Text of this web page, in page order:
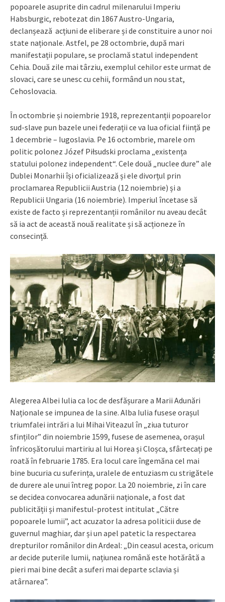
popoarele asuprite din cadrul milenarului Imperiu
Habsburgic, rebotezat din 1867 Austro-Ungaria,
declanșează acțiuni de eliberare și de constituire a unor noi
state naționale. Astfel, pe 28 octombrie, după mari
manifestații populare, se proclamă statul independent
Cehia. Două zile mai târziu, exemplul cehilor este urmat de
slovaci, care se unesc cu cehii, formând un nou stat,
Cehoslovacia.
În octombrie și noiembrie 1918, reprezentanții popoarelor
sud-slave pun bazele unei federații ce va lua oficial ființă pe
1 decembrie – Iugoslavia. Pe 16 octombrie, marele om
politic polonez Józef Piłsudski proclama „existența
statului polonez independent“. Cele două „nuclee dure” ale
Dublei Monarhii își oficializează și ele divorțul prin
proclamarea Republicii Austria (12 noiembrie) și a
Republicii Ungaria (16 noiembrie). Imperiul încetase să
existe de facto și reprezentanții românilor nu aveau decât
să ia act de această nouă realitate și să acționeze în
consecință.
Alegerea Albei Iulia ca loc de desfășurare a Marii Adunări
Naționale se impunea de la sine. Alba Iulia fusese orașul
triumfalei intrări a lui Mihai Viteazul în „ziua tuturor
sfinților” din noiembrie 1599, fusese de asemenea, orașul
înfricoșătorului martiriu al lui Horea și Cloșca, sfârtecați pe
roată în februarie 1785. Era locul care îngemăna cel mai
bine bucuria cu suferința, uralele de entuziasm cu strigătele
de durere ale unui întreg popor. La 20 noiembrie, zi în care
se decidea convocarea adunării naționale, a fost dat
publicității și manifestul-protest intitulat „Către
popoarele lumii”, act acuzator la adresa politicii duse de
guvernul maghiar, dar și un apel patetic la respectarea
drepturilor românilor din Ardeal: „Din ceasul acesta, oricum
ar decide puterile lumii, națiunea română este hotărâtă a
pieri mai bine decât a suferi mai departe sclavia și
atârnarea”.